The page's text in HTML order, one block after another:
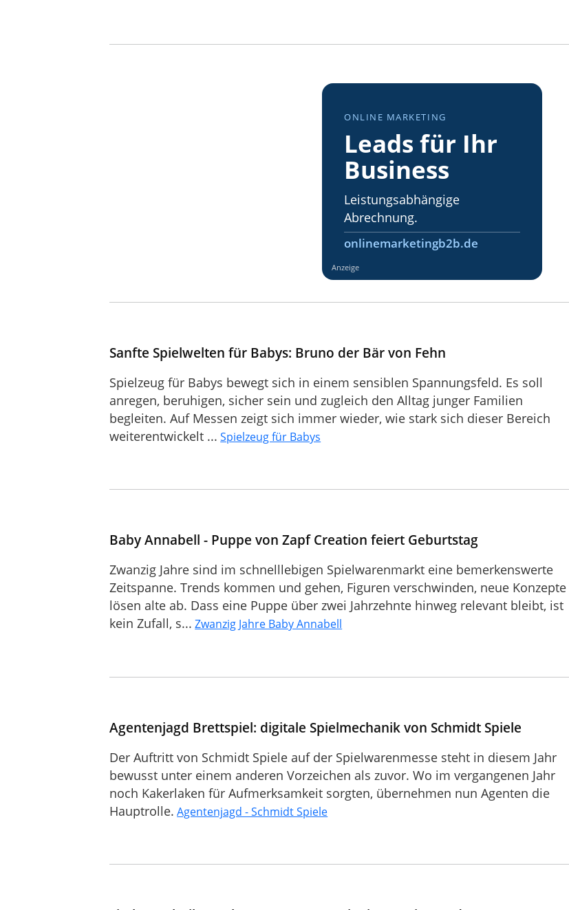
ONLINE MARKETING
Leads für Ihr
Business
Leistungsabhängige
Abrechnung.
onlinemarketingb2b.de
Anzeige
Sanfte Spielwelten für Babys: Bruno der Bär von Fehn
Spielzeug für Babys bewegt sich in einem sensiblen Spannungsfeld. Es soll
anregen, beruhigen, sicher sein und zugleich den Alltag junger Familien
begleiten. Auf Messen zeigt sich immer wieder, wie stark sich dieser Bereich
weiterentwickelt ... Spielzeug für Babys
Baby Annabell - Puppe von Zapf Creation feiert Geburtstag
Zwanzig Jahre sind im schnelllebigen Spielwarenmarkt eine bemerkenswerte
Zeitspanne. Trends kommen und gehen, Figuren verschwinden, neue Konzepte
lösen alte ab. Dass eine Puppe über zwei Jahrzehnte hinweg relevant bleibt, ist
kein Zufall, s... Zwanzig Jahre Baby Annabell
Agentenjagd Brettspiel: digitale Spielmechanik von Schmidt Spiele
Der Auftritt von Schmidt Spiele auf der Spielwarenmesse steht in diesem Jahr
bewusst unter einem anderen Vorzeichen als zuvor. Wo im vergangenen Jahr
noch Kakerlaken für Aufmerksamkeit sorgten, übernehmen nun Agenten die
Hauptrolle. Agentenjagd - Schmidt Spiele